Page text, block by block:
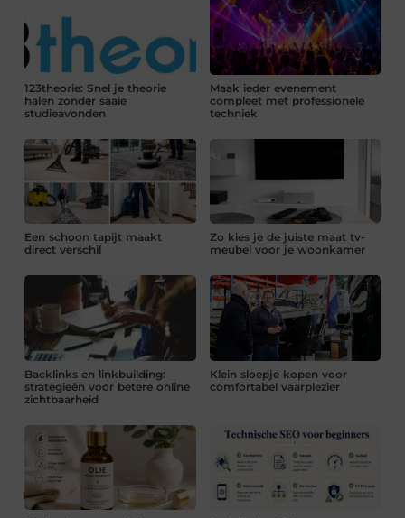
123theorie: Snel je theorie
halen zonder saaie
studieavonden
Maak ieder evenement
compleet met professionele
techniek
Een schoon tapijt maakt
direct verschil
Zo kies je de juiste maat tv-
meubel voor je woonkamer
Backlinks en linkbuilding:
strategieën voor betere online
zichtbaarheid
Klein sloepje kopen voor
comfortabel vaarplezier